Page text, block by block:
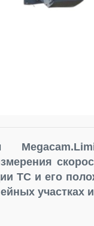
ТС и его
участках и